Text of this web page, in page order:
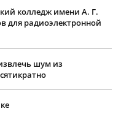
колледж имени А. Г.
для радиоэлектронной
шум из